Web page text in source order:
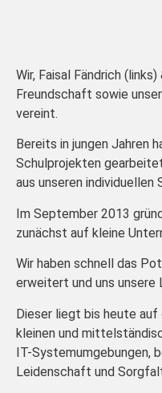
Wir, Faisal Fändrich
Freundschaft sowie
vereint.
Bereits in jungen Jahren
Schulprojekten
aus unseren individuellen
Im September 2013
zunächst auf kleine
Wir haben schnell das
erweitert und uns unsere
Dieser liegt bis heute auf
kleinen und
IT-Systemumgebungen,
Leidenschaft und